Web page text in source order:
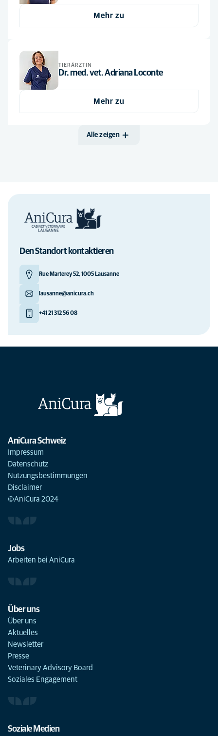
Mehr zu
TIERÄRZTIN
Dr. med. vet. Adriana Loconte
Mehr zu
Alle zeigen
Den Standort kontaktieren
Rue Marterey 52, 1005 Lausanne
lausanne@anicura.ch
+41 21 312 56 08
AniCura Schweiz
Impressum
Datenschutz
Nutzungsbestimmungen
Disclaimer
©AniCura 2024
Jobs
Arbeiten bei AniCura
Über uns
Über uns
Aktuelles
Newsletter
Presse
Veterinary Advisory Board
Soziales Engagement
Soziale Medien